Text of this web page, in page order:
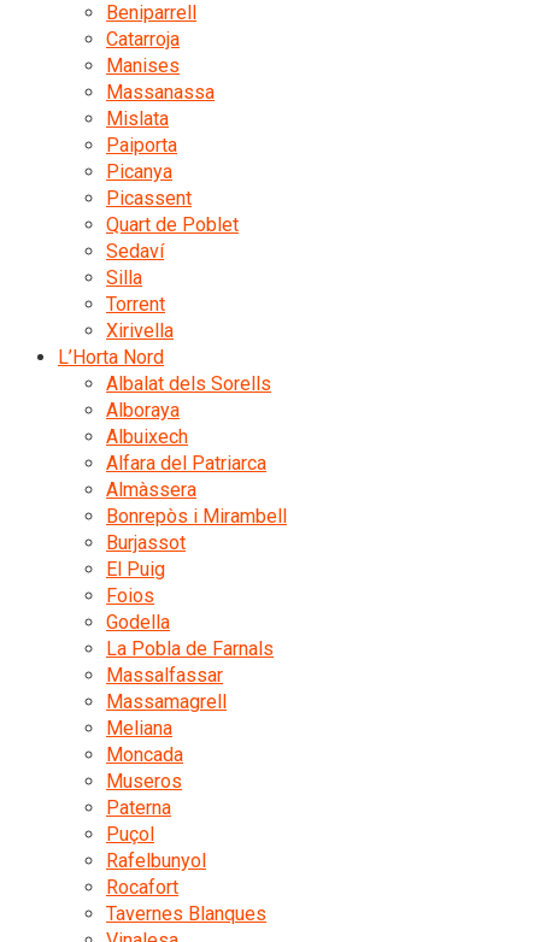
Beniparrell
Catarroja
Manises
Massanassa
Mislata
Paiporta
Picanya
Picassent
Quart de Poblet
Sedaví
Silla
Torrent
Xirivella
L’Horta Nord
Albalat dels Sorells
Alboraya
Albuixech
Alfara del Patriarca
Almàssera
Bonrepòs i Mirambell
Burjassot
El Puig
Foios
Godella
La Pobla de Farnals
Massalfassar
Massamagrell
Meliana
Moncada
Museros
Paterna
Puçol
Rafelbunyol
Rocafort
Tavernes Blanques